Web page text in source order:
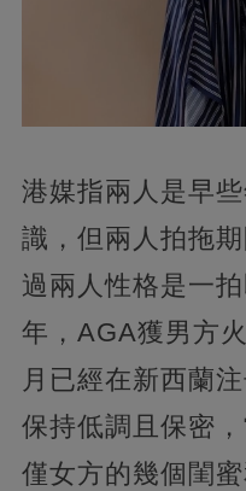
港媒指兩人是早
識，但兩人拍拖
過兩人性格是一
年，AGA獲男方
月已經在新西蘭
保持低調且保密
僅女方的幾個閨蜜